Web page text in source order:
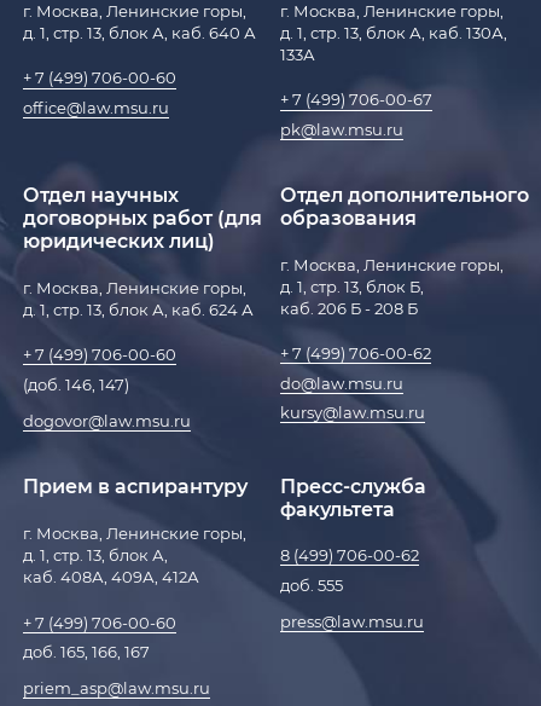
г. Москва, Ленинские горы,
д. 1, стр. 13, блок А, каб. 640 А
+ 7 (499) 706-00-60
office@law.msu.ru
г. Москва, Ленинские горы,
д. 1, стр. 13, блок А, каб. 130А,
133А
+ 7 (499) 706-00-67
pk@law.msu.ru
Отдел научных
договорных работ (для
юридических лиц)
г. Москва, Ленинские горы,
д. 1, стр. 13, блок А, каб. 624 А
+ 7 (499) 706-00-60
(доб. 146, 147)
dogovor@law.msu.ru
Отдел дополнительного
образования
г. Москва, Ленинские горы,
д. 1, стр. 13, блок Б,
каб. 206 Б - 208 Б
+ 7 (499) 706-00-62
do@law.msu.ru
kursy@law.msu.ru
Прием в аспирантуру
г. Москва, Ленинские горы,
д. 1, стр. 13, блок А,
каб. 408А, 409А, 412А
+ 7 (499) 706-00-60
доб. 165, 166, 167
priem_asp@law.msu.ru
Пресс-служба
факультета
8 (499) 706-00-62
доб. 555
press@law.msu.ru